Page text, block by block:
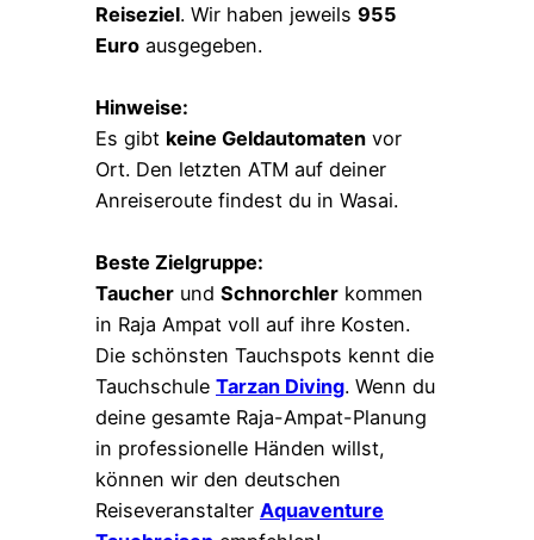
Reiseziel. Wir haben jeweils 955
Euro ausgegeben.
Hinweise:
Es gibt keine Geldautomaten vor
Ort. Den letzten ATM auf deiner
Anreiseroute findest du in Wasai.
Beste Zielgruppe:
Taucher und Schnorchler kommen
in Raja Ampat voll auf ihre Kosten.
Die schönsten Tauchspots kennt die
Tauchschule Tarzan Diving. Wenn du
deine gesamte Raja-Ampat-Planung
in professionelle Händen willst,
können wir den deutschen
Reiseveranstalter Aquaventure